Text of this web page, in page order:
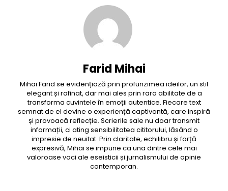
Farid Mihai
Mihai Farid se evidențiază prin profunzimea ideilor, un stil
elegant și rafinat, dar mai ales prin rara abilitate de a
transforma cuvintele în emoții autentice. Fiecare text
semnat de el devine o experiență captivantă, care inspiră
și provoacă reflecție. Scrierile sale nu doar transmit
informații, ci ating sensibilitatea cititorului, lăsând o
impresie de neuitat. Prin claritate, echilibru și forță
expresivă, Mihai se impune ca una dintre cele mai
valoroase voci ale eseisticii și jurnalismului de opinie
contemporan.